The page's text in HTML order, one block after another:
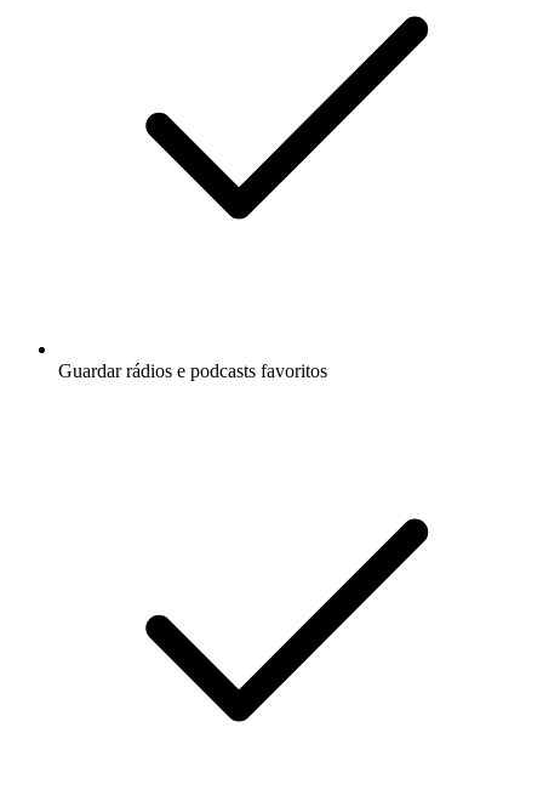
Guardar rádios e podcasts favoritos